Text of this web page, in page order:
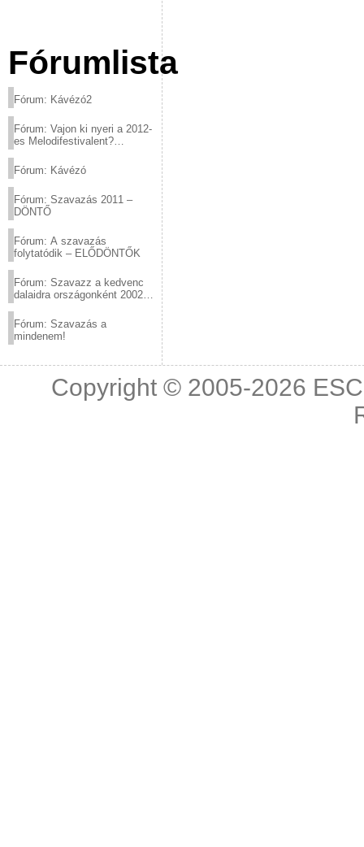
Fórumlista
Fórum: Kávézó2
Fórum: Vajon ki nyeri a 2012-
es Melodifestivalent?
Fórum: Kávézó
Fórum: Szavazás 2011 –
DÖNTŐ
Fórum: A szavazás
folytatódik – ELŐDÖNTŐK
Fórum: Szavazz a kedvenc
dalaidra országonként 2002
Fórum: Szavazás a
mindenem!
Copyright © 2005-2026